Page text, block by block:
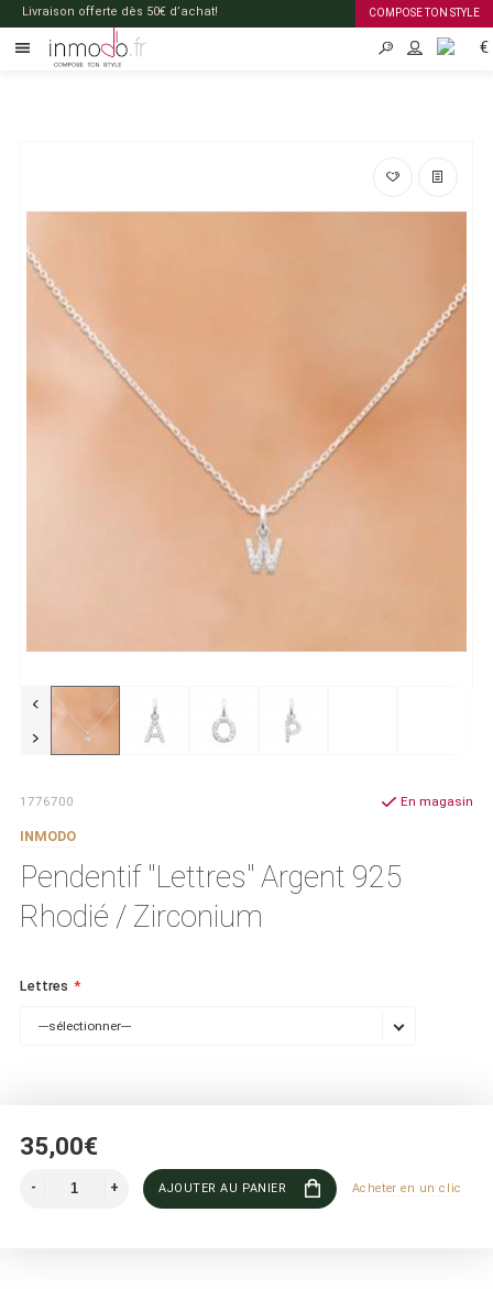
COMPOSE TON STYLE
Livraison offerte dès 50€ d’achat!
FR €
1776700
INMODO
Pendentif "Lettres" Argent 925
Rhodié / Zirconium
En magasin
Lettres
---sélectionner---
35,00€
AJOUTER AU PANIER Acheter en un clic